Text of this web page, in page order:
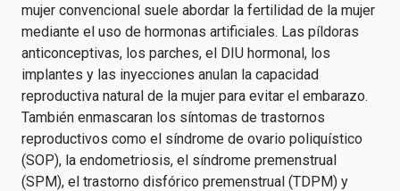
mujer convencional suele abordar la fertilidad de la mujer
mediante el uso de hormonas artificiales. Las píldoras
anticonceptivas, los parches, el DIU hormonal, los
implantes y las inyecciones anulan la capacidad
reproductiva natural de la mujer para evitar el embarazo.
También enmascaran los síntomas de trastornos
reproductivos como el síndrome de ovario poliquístico
(SOP), la endometriosis, el síndrome premenstrual
(SPM), el trastorno disfórico premenstrual (TDPM) y